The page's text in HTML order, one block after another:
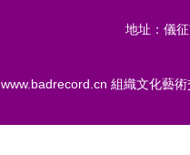
地址：儀
www.badrecord.cn 組織文化藝術